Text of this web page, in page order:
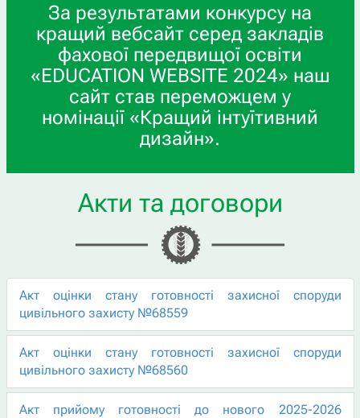
За результатами конкурсу на
кращий вебсайт серед закладів
фахової передвищої освіти
«EDUCATION WEBSITE 2024» наш
сайт став переможцем у
номінації «Кращий інтуїтивний
дизайн».
Акти та договори
Акт оцінки стану готовності захисної споруди
цивільного захисту №68559
Акт оцінки стану готовності захисної споруди
цивільного захисту №68560
Акт прийому готовності до нового 2025-2026